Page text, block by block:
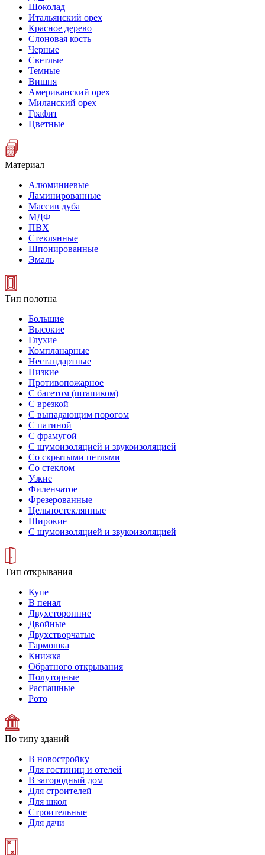
Шоколад
Итальянский орех
Красное дерево
Слоновая кость
Черные
Светлые
Темные
Вишня
Американский орех
Миланский орех
Графит
Цветные
Материал
Алюминиевые
Ламинированные
Массив дуба
МДФ
ПВХ
Стеклянные
Шпонированные
Эмаль
Тип полотна
Большие
Высокие
Глухие
Компланарные
Нестандартные
Низкие
Противопожарное
С багетом (штапиком)
С врезкой
С выпадающим порогом
С патиной
С фрамугой
С шумоизоляцией и звукоизоляцией
Со скрытыми петлями
Со стеклом
Узкие
Филенчатое
Фрезерованные
Цельностеклянные
Широкие
С шумоизоляцией и звукоизоляцией
Тип открывания
Купе
В пенал
Двухсторонние
Двойные
Двухстворчатые
Гармошка
Книжка
Обратного открывания
Полуторные
Распашные
Рото
По типу зданий
В новостройку
Для гостиниц и отелей
В загородный дом
Для строителей
Для школ
Строительные
Для дачи